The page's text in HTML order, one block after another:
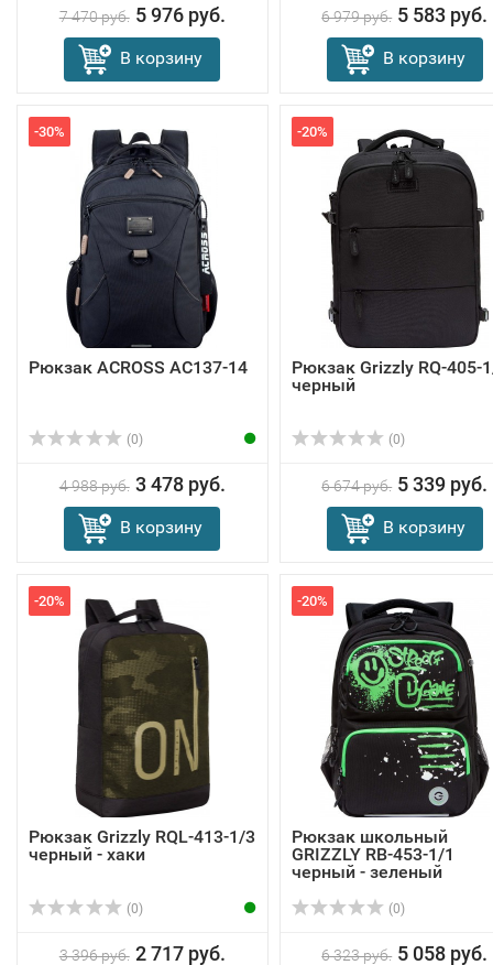
7 470 руб. 5 976 руб.
В корзину
6 979 руб. 5 583 руб.
В корзину
-30%
Рюкзак ACROSS AC137-14
(0)
4 988 руб. 3 478 руб.
В корзину
-20%
Рюкзак Grizzly RQ-405-
черный
(0)
6 674 руб. 5 339 руб.
В корзину
-20%
Рюкзак Grizzly RQL-413-1/3
черный - хаки
(0)
3 396 руб. 2 717 руб.
-20%
Рюкзак школьный
GRIZZLY RB-453-1/1
черный - зеленый
(0)
6 323 руб. 5 058 руб.